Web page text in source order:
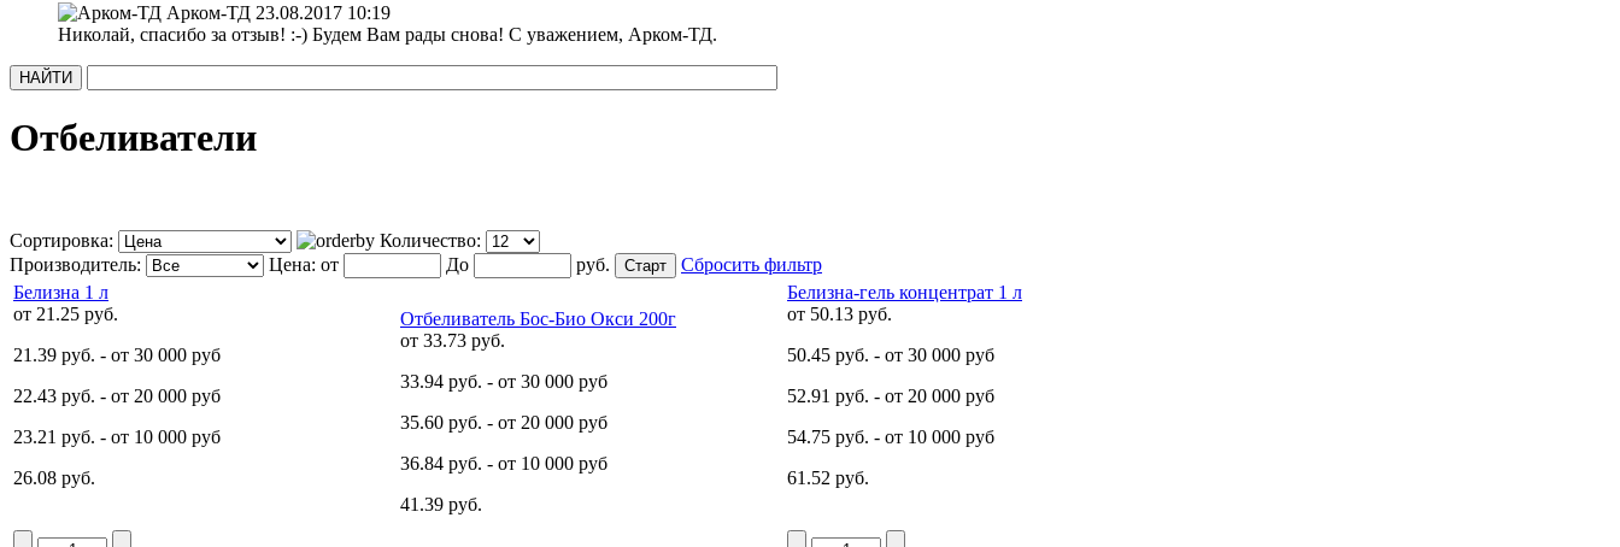
Арком-ТД 23.08.2017 10:19
Николай, спасибо за отзыв! :-) Будем Вам рады снова! С уважением, Арком-ТД.
Отбеливатели
Сортировка:
Количество:
Производитель:
Цена: от До руб.
Сбросить фильтр
Белизна 1 л
от 21.25 руб.
21.39 руб. - от 30 000 руб
22.43 руб. - от 20 000 руб
23.21 руб. - от 10 000 руб
26.08 руб.
Отбеливатель Бос-Био Окси 200г
от 33.73 руб.
33.94 руб. - от 30 000 руб
35.60 руб. - от 20 000 руб
36.84 руб. - от 10 000 руб
41.39 руб.
Белизна-гель концентрат 1 л
от 50.13 руб.
50.45 руб. - от 30 000 руб
52.91 руб. - от 20 000 руб
54.75 руб. - от 10 000 руб
61.52 руб.